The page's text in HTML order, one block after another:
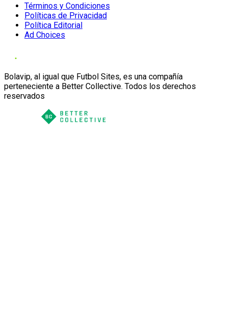
Términos y Condiciones
Políticas de Privacidad
Política Editorial
Ad Choices
Bolavip, al igual que Futbol Sites, es una compañía
perteneciente a Better Collective. Todos los derechos
reservados